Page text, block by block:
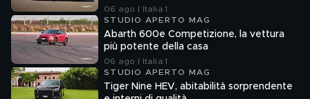
06 ago | Italia 1
STUDIO APERTO MAG
Abarth 600e Competizione, la vettura
più potente della casa
06 ago | Italia 1
STUDIO APERTO MAG
Tiger Nine HEV, abitabilità sorprendente